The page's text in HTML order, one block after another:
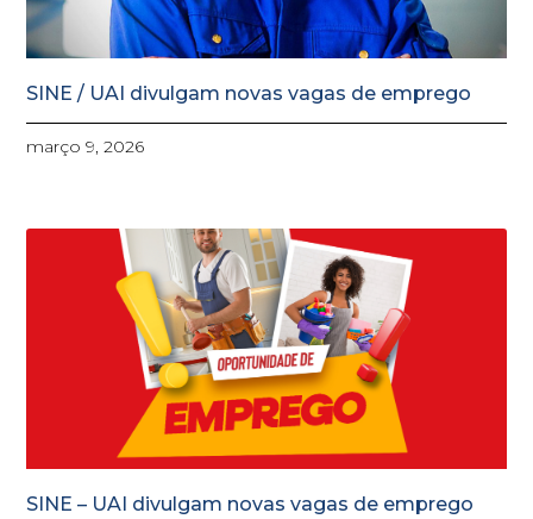
SINE / UAI divulgam novas vagas de emprego
março 9, 2026
SINE – UAI divulgam novas vagas de emprego